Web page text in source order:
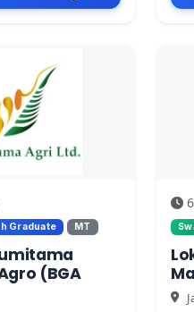
Graduate MT
(BGA